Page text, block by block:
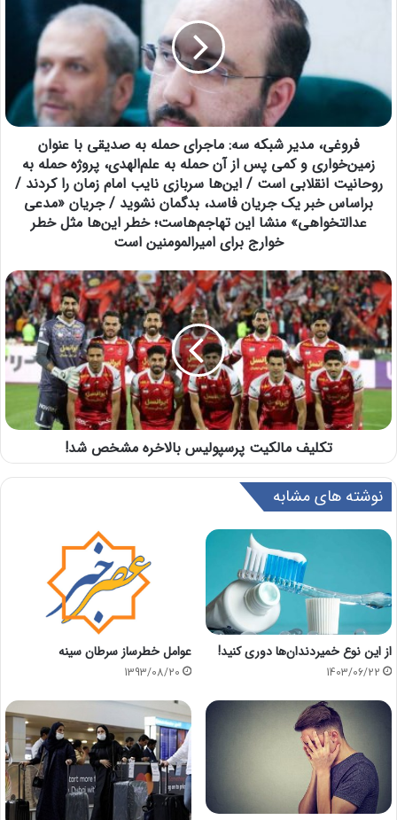
فروغی، مدیر شبکه سه: ماجرای حمله به صدیقی با عنوان
زمین‌خواری و کمی پس از آن حمله به علم‌الهدی، پروژه حمله به
روحانیت انقلابی است / این‌ها سربازی نایب امام زمان را کردند /
براساس خبر یک جریان فاسد، بدگمان نشوید / جریان «مدعی
عدالتخواهی» منشا این تهاجم‌هاست؛ خطر این‌ها مثل خطر
خوارج برای امیرالمومنین است
تکلیف مالکیت پرسپولیس بالاخره مشخص شد!
نوشته های مشابه
از این نوع خمیردندان‌ها دوری کنید!
1403/06/22
عوامل خطرساز سرطان سینه
1393/08/20